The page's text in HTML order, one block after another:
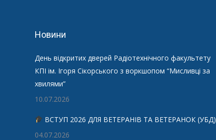
Новини
День відкритих дверей Радіотехнічного факультету
КПІ ім. Ігоря Сікорського з воркшопом “Мисливці за
хвилями”
10.07.2026
ВСТУП 2026 ДЛЯ ВЕТЕРАНІВ ТА ВЕТЕРАНОК (УБД)
04.07.2026